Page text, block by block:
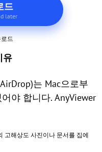
드
later
드
유
는 Mac으로부
야 합니다. AnyViewer
고해상도 사진이나 문서를 집에